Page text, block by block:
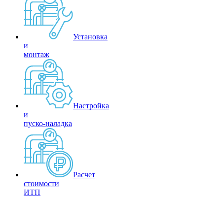
Установка
и
монтаж
Настройка
и
пуско-наладка
Расчет
стоимости
ИТП